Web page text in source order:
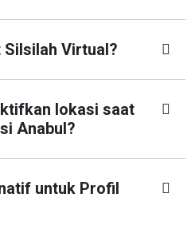
Silsilah Virtual?
lokasi saat
Anabul?
untuk Profil